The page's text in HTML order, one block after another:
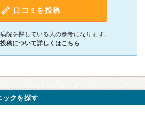
口コミを投稿
院を探している人の参考になります。
稿について詳しくはこちら
ックを探す